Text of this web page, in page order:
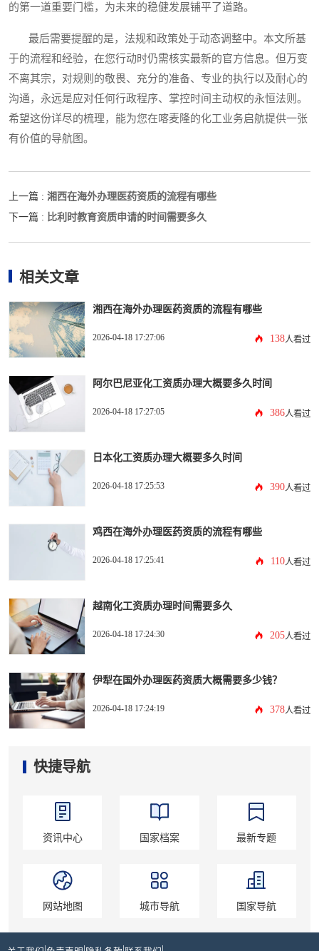
的第一道重要门槛，为未来的稳健发展铺平了道路。
最后需要提醒的是，法规和政策处于动态调整中。本文所基
于的流程和经验，在您行动时仍需核实最新的官方信息。但万变
不离其宗，对规则的敬畏、充分的准备、专业的执行以及耐心的
沟通，永远是应对任何行政程序、掌控时间主动权的永恒法则。
希望这份详尽的梳理，能为您在喀麦隆的化工业务启航提供一张
有价值的导航图。
上一篇 : 湘西在海外办理医药资质的流程有哪些
下一篇 : 比利时教育资质申请的时间需要多久
相关文章
湘西在海外办理医药资质的流程有哪些
2026-04-18 17:27:06 138人看过
阿尔巴尼亚化工资质办理大概要多久时间
2026-04-18 17:27:05 386人看过
日本化工资质办理大概要多久时间
2026-04-18 17:25:53 390人看过
鸡西在海外办理医药资质的流程有哪些
2026-04-18 17:25:41 110人看过
越南化工资质办理时间需要多久
2026-04-18 17:24:30 205人看过
伊犁在国外办理医药资质大概需要多少钱？
2026-04-18 17:24:19 378人看过
快捷导航
资讯中心 国家档案 最新专题
网站地图 城市导航 国家导航